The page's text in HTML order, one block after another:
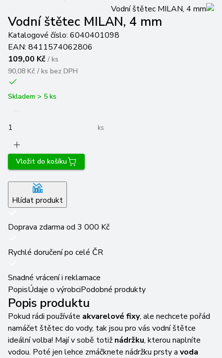
Vodní štětec MILAN, 4 mm
Katalogové číslo: 6040401098
EAN: 8411574062806
109,00 Kč / ks
90,08 Kč / ks bez DPH
Skladem > 5 ks
ks
Vložit do košíku
Hlídat produkt
Doprava zdarma od 3 000 Kč
Rychlé doručení po celé ČR
Snadné vrácení i reklamace
PopisÚdaje o výrobciPodobné produkty
Popis produktu
Pokud rádi používáte akvarelové fixy, ale nechcete pořád
namáčet štětec do vody, tak jsou pro vás vodní štětce
ideální volba! Mají v sobě totiž nádržku, kterou naplníte
vodou. Poté jen lehce zmáčknete nádržku prsty a voda